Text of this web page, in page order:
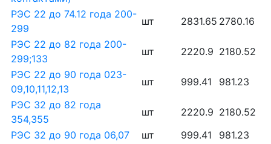
РЭС 22 до 74.12 года 200-
299
шт 2831.65 2780.16
РЭС 22 до 82 года 200-
299;133
шт 2220.9 2180.52
РЭС 22 до 90 года 023-
09,10,11,12,13
шт 999.41
981.23
РЭС 32 до 82 года
354,355
шт 2220.9 2180.52
РЭС 32 до 90 года 06,07
шт 999.41
981.23